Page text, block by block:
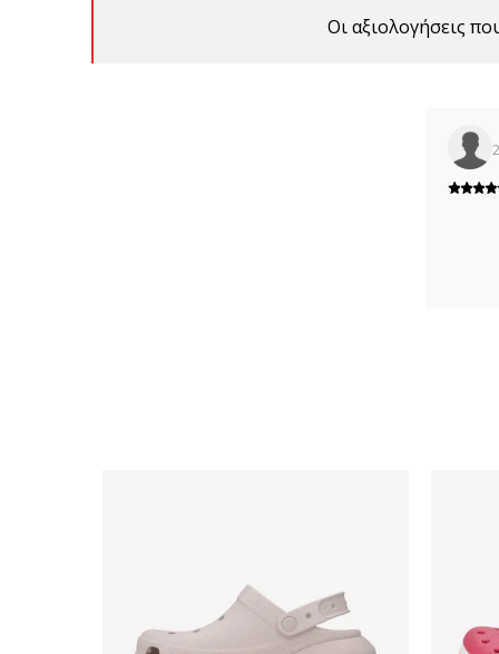
Οι αξιολογήσεις